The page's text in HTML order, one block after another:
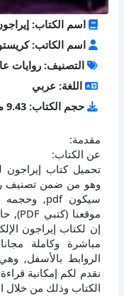
اسم الكتاب:
اسم الكاتب:
التصنيف: روايات
اللغة: عربي
حجم الكتاب: 9.43 ميجا بايت
مقدمة:
عن الكتاب:
وهو من ضمن تصنيف
إن لكتاب إيراجون
مباشرة وكاملة
نقدم لكم إمكانية
الكتاب وذلك من خلال